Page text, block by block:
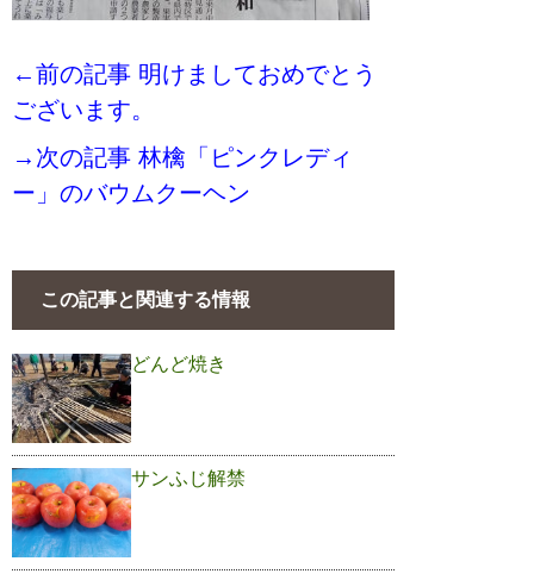
←前の記事 明けましておめでとう
ございます。
→次の記事 林檎「ピンクレディ
ー」のバウムクーヘン
この記事と関連する情報
どんど焼き
サンふじ解禁